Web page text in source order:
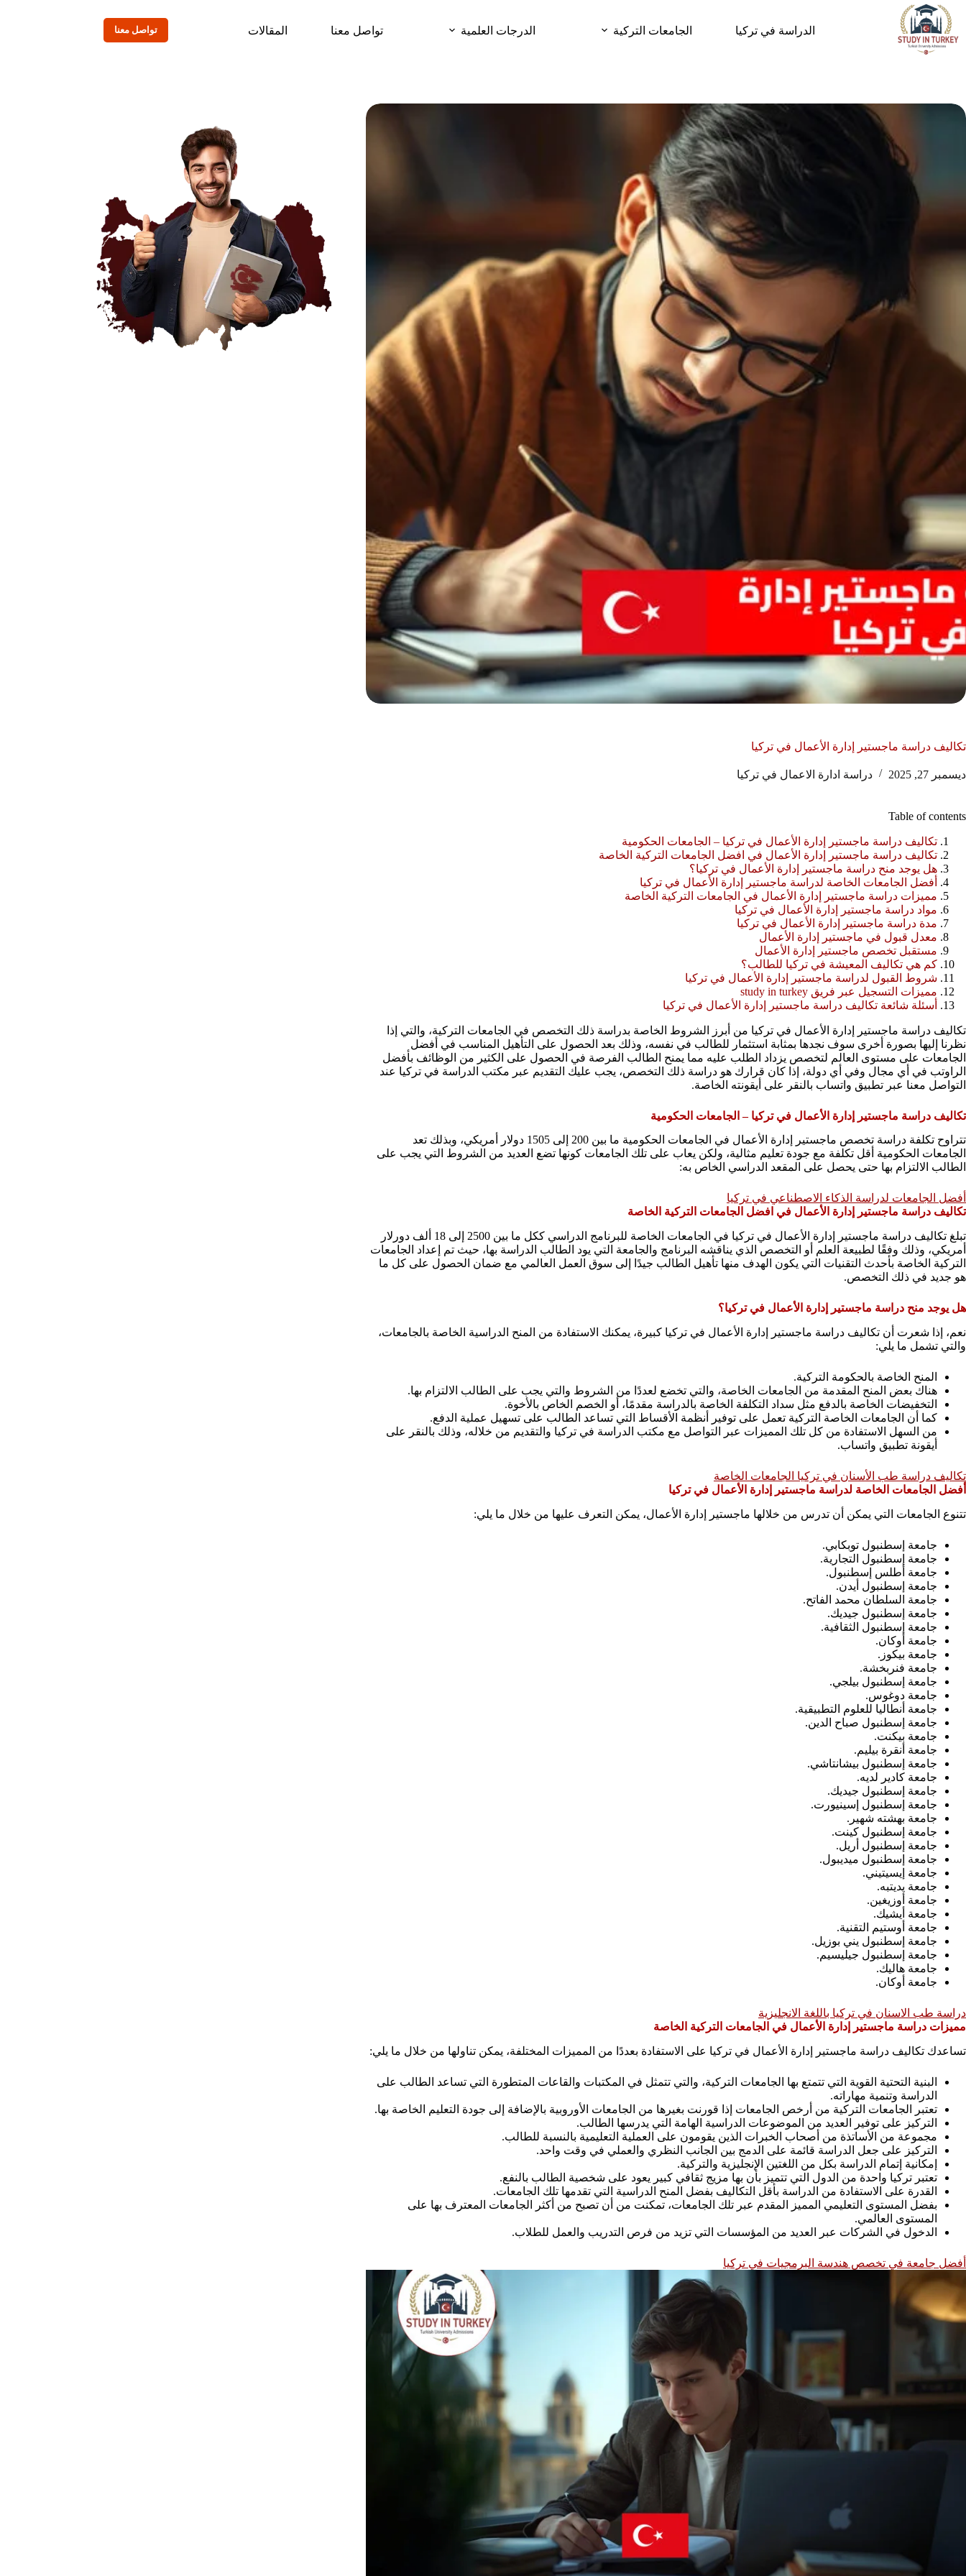
التجاوز
إلى
المحتوى
الدراسة في تركيا الجامعات التركية الدرجات العلمية تواصل معنا المقالات تواصل معنا
تكاليف دراسة ماجستير إدارة الأعمال في تركيا
ديسمبر 27, 2025 دراسة ادارة الاعمال في تركيا
Table of contents
تكاليف دراسة ماجستير إدارة الأعمال في تركيا – الجامعات الحكومية
تكاليف دراسة ماجستير إدارة الأعمال في افضل الجامعات التركية الخاصة
هل يوجد منح دراسة ماجستير إدارة الأعمال في تركيا؟
أفضل الجامعات الخاصة لدراسة ماجستير إدارة الأعمال في تركيا
مميزات دراسة ماجستير إدارة الأعمال في الجامعات التركية الخاصة
مواد دراسة ماجستير إدارة الأعمال في تركيا
مدة دراسة ماجستير إدارة الأعمال في تركيا
معدل قبول في ماجستير إدارة الأعمال
مستقبل تخصص ماجستير إدارة الأعمال
كم هي تكاليف المعيشة في تركيا للطالب؟
شروط القبول لدراسة ماجستير إدارة الأعمال في تركيا
مميزات التسجيل عبر فريق study in turkey
أسئلة شائعة تكاليف دراسة ماجستير إدارة الأعمال في تركيا
تكاليف دراسة ماجستير إدارة الأعمال في تركيا من أبرز الشروط الخاصة بدراسة ذلك التخصص في الجامعات التركية، والتي إذا
نظرنا إليها بصورة أخرى سوف نجدها بمثابة استثمار للطالب في نفسه، وذلك بعد الحصول على التأهيل المناسب في أفضل
الجامعات على مستوى العالم لتخصص يزداد الطلب عليه مما يمنح الطالب الفرصة في الحصول على الكثير من الوظائف بأفضل
الراوتب في أي مجال وفي أي دولة، إذا كان قرارك هو دراسة ذلك التخصص، يجب عليك التقديم عبر مكتب الدراسة في تركيا عند
التواصل معنا عبر تطبيق واتساب بالنقر على أيقونته الخاصة.
تكاليف دراسة ماجستير إدارة الأعمال في تركيا – الجامعات الحكومية
تتراوح تكلفة دراسة تخصص ماجستير إدارة الأعمال في الجامعات الحكومية ما بين 200 إلى 1505 دولار أمريكي، وبذلك تعد
الجامعات الحكومية أقل تكلفة مع جودة تعليم مثالية، ولكن يعاب على تلك الجامعات كونها تضع العديد من الشروط التي يجب على
الطالب الالتزام بها حتى يحصل على المقعد الدراسي الخاص به:
أفضل الجامعات لدراسة الذكاء الاصطناعي في تركيا
تكاليف دراسة ماجستير إدارة الأعمال في افضل الجامعات التركية الخاصة
تبلغ تكاليف دراسة ماجستير إدارة الأعمال في تركيا في الجامعات الخاصة للبرنامج الدراسي ككل ما بين 2500 إلى 18 ألف دورلار
أمريكي، وذلك وفقًا لطبيعة العلم أو التخصص الذي يناقشه البرنامج والجامعة التي يود الطالب الدراسة بها، حيث تم إعداد الجامعات
التركية الخاصة بأحدث التقنيات التي يكون الهدف منها تأهيل الطالب جيدًا إلى سوق العمل العالمي مع ضمان الحصول على كل ما
هو جديد في ذلك التخصص.
هل يوجد منح دراسة ماجستير إدارة الأعمال في تركيا؟
نعم، إذا شعرت أن تكاليف دراسة ماجستير إدارة الأعمال في تركيا كبيرة، يمكنك الاستفادة من المنح الدراسية الخاصة بالجامعات،
والتي تشمل ما يلي:
المنح الخاصة بالحكومة التركية.
هناك بعض المنح المقدمة من الجامعات الخاصة، والتي تخضع لعددًا من الشروط والتي يجب على الطالب الالتزام بها.
التخفيضات الخاصة بالدفع مثل سداد التكلفة الخاصة بالدراسة مقدمًا، أو الخصم الخاص بالأخوة.
كما أن الجامعات الخاصة التركية تعمل على توفير أنظمة الأقساط التي تساعد الطالب على تسهيل عملية الدفع.
من السهل الاستفادة من كل تلك المميزات عبر التواصل مع مكتب الدراسة في تركيا والتقديم من خلاله، وذلك بالنقر على
أيقونة تطبيق واتساب.
تكاليف دراسة طب الأسنان في تركيا الجامعات الخاصة
أفضل الجامعات الخاصة لدراسة ماجستير إدارة الأعمال في تركيا
تتنوع الجامعات التي يمكن أن تدرس من خلالها ماجستير إدارة الأعمال، يمكن التعرف عليها من خلال ما يلي:
جامعة إسطنبول توبكابي.
جامعة إسطنبول التجارية.
جامعة أطلس إسطنبول.
جامعة إسطنبول أيدن.
جامعة السلطان محمد الفاتح.
جامعة إسطنبول جيديك.
جامعة إسطنبول الثقافية.
جامعة أوكان.
جامعة بيكوز.
جامعة فنربخشة.
جامعة إسطنبول بيلجي.
جامعة دوغوس.
جامعة أنطاليا للعلوم التطبيقية.
جامعة إسطنبول صباح الدين.
جامعة بيكنت.
جامعة أنقرة بيليم.
جامعة إسطنبول بيشانتاشي.
جامعة كادير لديه.
جامعة إسطنبول جيديك.
جامعة إسطنبول إسينيورت.
جامعة بهشته شهير.
جامعة إسطنبول كينت.
جامعة إسطنبول أريل.
جامعة إسطنبول ميديبول.
جامعة إيسيتيني.
جامعة يديتبه.
جامعة أوزيغين.
جامعة أيشيك.
جامعة أوستيم التقنية.
جامعة إسطنبول يني بوزيل.
جامعة إسطنبول جيليسيم.
جامعة هاليك.
جامعة أوكان.
دراسة طب الاسنان في تركيا باللغة الانجليزية
مميزات دراسة ماجستير إدارة الأعمال في الجامعات التركية الخاصة
تساعدك تكاليف دراسة ماجستير إدارة الأعمال في تركيا على الاستفادة بعددًا من المميزات المختلفة، يمكن تناولها من خلال ما يلي:
البنية التحتية القوية التي تتمتع بها الجامعات التركية، والتي تتمثل في المكتبات والقاعات المتطورة التي تساعد الطالب على
الدراسة وتنمية مهاراته.
تعتبر الجامعات التركية من أرخص الجامعات إذا قورنت بغيرها من الجامعات الأوروبية بالإضافة إلى جودة التعليم الخاصة بها.
التركيز على توفير العديد من الموضوعات الدراسية الهامة التي يدرسها الطالب.
مجموعة من الأساتذة من أصحاب الخبرات الذين يقومون على العملية التعليمية بالنسبة للطالب.
التركيز على جعل الدراسة قائمة على الدمج بين الجانب النظري والعملي في وقت واحد.
إمكانية إتمام الدراسة بكل من اللغتين الإنجليزية والتركية.
تعتبر تركيا واحدة من الدول التي تتميز بأن بها مزيج ثقافي كبير يعود على شخصية الطالب بالنفع.
القدرة على الاستفادة من الدراسة بأقل التكاليف بفضل المنح الدراسية التي تقدمها تلك الجامعات.
بفضل المستوى التعليمي المميز المقدم عبر تلك الجامعات، تمكنت من أن تصبح من أكثر الجامعات المعترف بها على
المستوى العالمي.
الدخول في الشركات عبر العديد من المؤسسات التي تزيد من فرص التدريب والعمل للطلاب.
أفضل جامعة في تخصص هندسة البرمجيات في تركيا